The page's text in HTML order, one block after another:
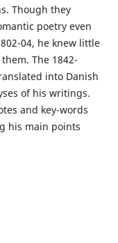
Though they
poetry even
04, he knew little
The 1842-
into Danish
of his writings.
and key-words
his main points